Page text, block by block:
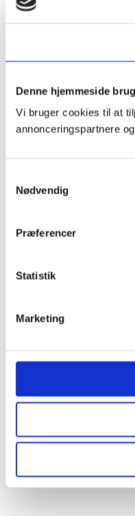
Denne hjemmeside
Vi bruger cookies til at
annonceringspartnere
Nødvendig
Præferencer
Statistik
Marketing